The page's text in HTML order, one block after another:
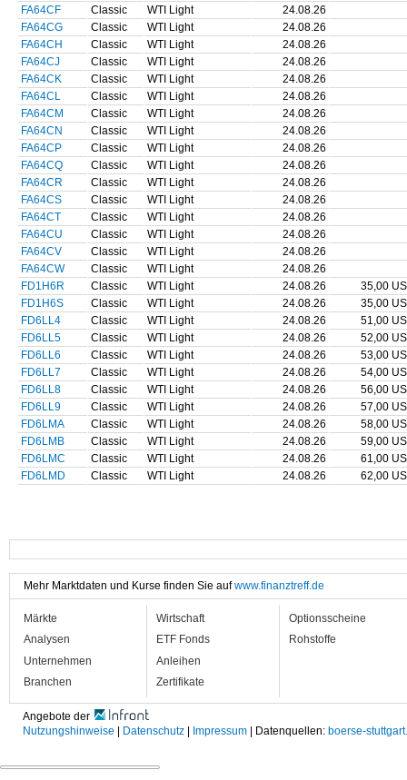
FA64CF
Classic WTI Light
24.08.26
FA64CG
Classic WTI Light
24.08.26
FA64CH
Classic WTI Light
24.08.26
FA64CJ
Classic WTI Light
24.08.26
FA64CK
Classic WTI Light
24.08.26
FA64CL
Classic WTI Light
24.08.26
FA64CM
Classic WTI Light
24.08.26
FA64CN
Classic WTI Light
24.08.26
FA64CP
Classic WTI Light
24.08.26
FA64CQ
Classic WTI Light
24.08.26
FA64CR
Classic WTI Light
24.08.26
FA64CS
Classic WTI Light
24.08.26
FA64CT
Classic WTI Light
24.08.26
FA64CU
Classic WTI Light
24.08.26
FA64CV
Classic WTI Light
24.08.26
FA64CW
Classic WTI Light
24.08.26
FD1H6R
Classic WTI Light 24.08.26
35,00
FD1H6S
Classic WTI Light 24.08.26
35,00
FD6LL4
Classic WTI Light 24.08.26
51,00
FD6LL5
Classic WTI Light 24.08.26
52,00
FD6LL6
Classic WTI Light 24.08.26
53,00
FD6LL7
Classic WTI Light 24.08.26
54,00
FD6LL8
Classic WTI Light 24.08.26
56,00
FD6LL9
Classic WTI Light 24.08.26
57,00
FD6LMA
Classic WTI Light 24.08.26
58,00
FD6LMB
Classic WTI Light 24.08.26
59,00
FD6LMC
Classic WTI Light 24.08.26
61,00
FD6LMD
Classic WTI Light 24.08.26 62,00
Mehr Marktdaten und Kurse finden Sie aufwww.finanztreff.de
Märkte
Analysen
Unternehmen
Branchen
Wirtschaft
ETF Fonds
Anleihen
Zertifikate
Optionsscheine
Rohstoffe
Angebote der
Nutzungshinweise | Datenschutz | Impressum | Datenquellen: boerse-